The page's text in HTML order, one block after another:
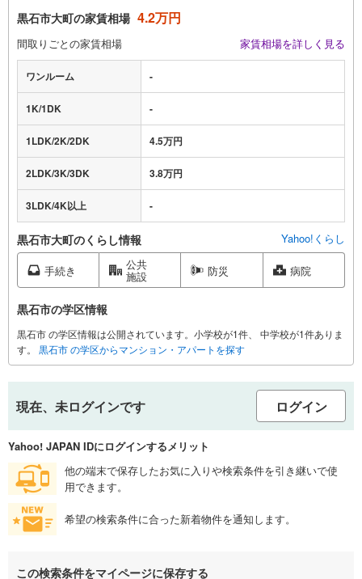
黒石市大町の家賃相場 4.2万円
間取りごとの家賃相場 家賃相場を詳しく見る
ワンルーム -
1K/1DK -
1LDK/2K/2DK 4.5万円
2LDK/3K/3DK 3.8万円
3LDK/4K以上 -
黒石市大町のくらし情報 Yahoo!くらし
手続き 公共
施設 防災 病院
黒石市の学区情報
黒石市 の学区情報は公開されています。小学校が1件、 中学校が1件ありま
す。
黒石市 の学区からマンション・アパートを探す
現在、未ログインです ログイン
Yahoo! JAPAN IDにログインするメリット
他の端末で保存したお気に入りや検索条件を引き継いで使
用できます。
希望の検索条件に合った新着物件を通知します。
この検索条件をマイページに保存する